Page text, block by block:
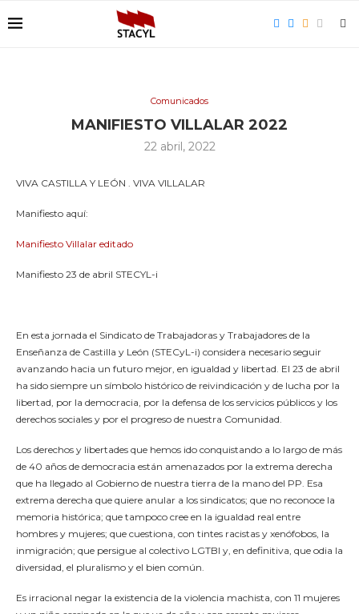
Comunicados
MANIFIESTO VILLALAR 2022
22 abril, 2022
VIVA CASTILLA Y LEÓN . VIVA VILLALAR
Manifiesto aquí:
Manifiesto Villalar editado
Manifiesto 23 de abril STECYL-i
En esta jornada el Sindicato de Trabajadoras y Trabajadores de la
Enseñanza de Castilla y León (STECyL-i) considera necesario seguir
avanzando hacia un futuro mejor, en igualdad y libertad. El 23 de abril
ha sido siempre un símbolo histórico de reivindicación y de lucha por la
libertad, por la democracia, por la defensa de los servicios públicos y los
derechos sociales y por el progreso de nuestra Comunidad.
Los derechos y libertades que hemos ido conquistando a lo largo de más
de 40 años de democracia están amenazados por la extrema derecha
que ha llegado al Gobierno de nuestra tierra de la mano del PP. Esa
extrema derecha que quiere anular a los sindicatos; que no reconoce la
memoria histórica; que tampoco cree en la igualdad real entre
hombres y mujeres; que cuestiona, con tintes racistas y xenófobos, la
inmigración; que persigue al colectivo LGTBI y, en definitiva, que odia la
diversidad, el pluralismo y el bien común.
Es irracional negar la existencia de la violencia machista, con 11 mujeres